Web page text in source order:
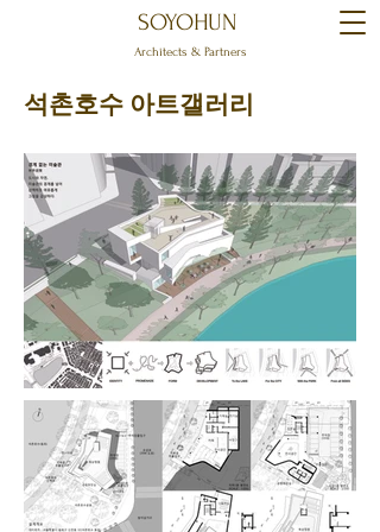
SOYOHUN
Architects & Partners
석촌호수 아트갤러리